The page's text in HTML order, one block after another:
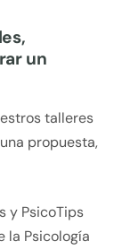
un
talleres
propuesta,
y PsicoTips
la Psicología